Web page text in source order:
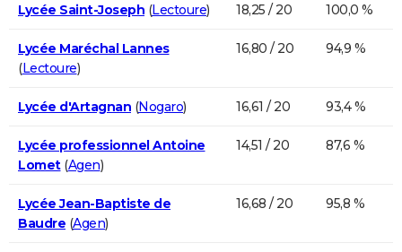
Lycée Saint-Joseph (Lectoure) 18,25 / 20 100,0 %
Lycée Maréchal Lannes
(Lectoure)
16,80 / 20 94,9 %
Lycée d'Artagnan (Nogaro) 16,61 / 20 93,4 %
Lycée professionnel Antoine
Lomet(Agen)
14,51 / 20 87,6 %
Lycée Jean-Baptiste de
Baudre (Agen)
16,68 / 20 95,8 %